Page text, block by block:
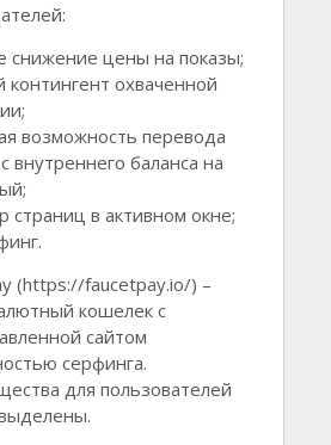
снижение цены на показы;
охваченной
возможность перевода
внутреннего баланса на
страниц в активном окне;
(https://faucetpay.io/) –
кошелек с
сайтом
серфинга.
для пользователей